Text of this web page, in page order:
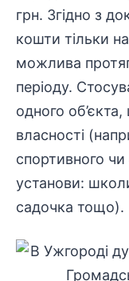
грн. Згідно з
кошти тільки
можлива
періоду.
одного
власності
спортивного
установи:
садочка тощо).